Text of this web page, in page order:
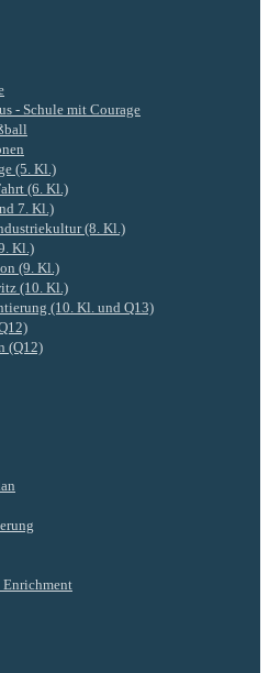
- Schule mit Courage
(5. Kl.)
(6. Kl.)
7. Kl.)
(8. Kl.)
Kl.)
(9. Kl.)
(10. Kl.)
(10. Kl. und Q13)
(Q12)
Enrichment